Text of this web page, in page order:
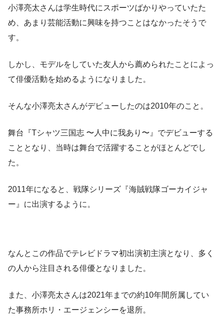
小澤亮太さんは学生時代にスポーツばかりやっていたた
め、あまり芸能活動に興味を持つことはなかったそうで
す。
しかし、モデルをしていた友人から薦められたことによっ
て俳優活動を始めるようになりました。
そんな小澤亮太さんがデビューしたのは2010年のこと。
舞台『Tシャツ三国志 〜人中に我あり〜』でデビューする
こととなり、当時は舞台で活躍することがほとんどでし
た。
2011年になると、戦隊シリーズ『海賊戦隊ゴーカイジャ
ー』に出演するように。
なんとこの作品でテレビドラマ初出演初主演となり、多く
の人から注目される俳優となりました。
また、小澤亮太さんは2021年までの約10年間所属してい
た事務所ホリ・エージェンシーを退所。